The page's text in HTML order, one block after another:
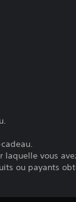
laquelle vous
ou payants